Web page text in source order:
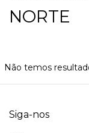
NORTE
Não temos
Siga-nos